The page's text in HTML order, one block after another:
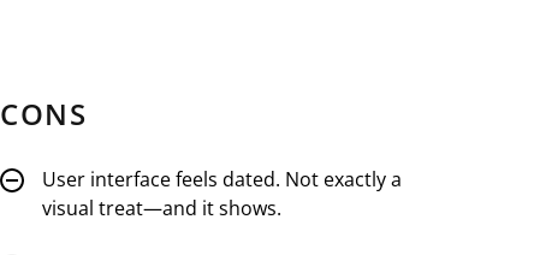
CONS
User interface feels dated. Not exactly a
visual treat—and it shows.